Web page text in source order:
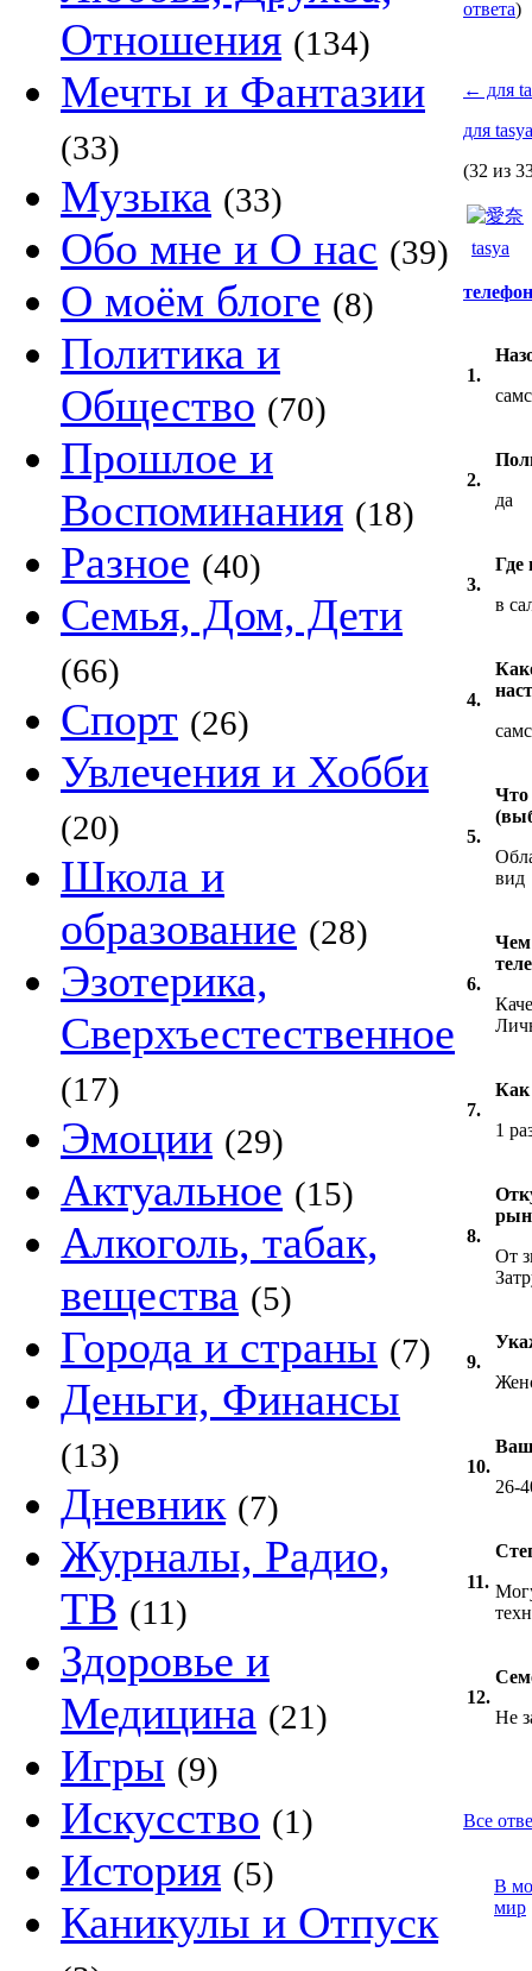
Отношения (134)
Мечты и Фантазии
(33)
Музыка (33)
Обо мне и О нас (39)
О моём блоге (8)
Политика и
Общество (70)
Прошлое и
Воспоминания (18)
Разное (40)
Семья, Дом, Дети
(66)
Спорт (26)
Увлечения и Хобби
(20)
Школа и
образование (28)
Эзотерика,
Сверхъестественное
(17)
Эмоции (29)
Актуальное (15)
Алкоголь, табак,
вещества (5)
Города и страны (7)
Деньги, Финансы
(13)
Дневник (7)
Журналы, Радио,
ТВ (11)
Здоровье и
Медицина (21)
Игры (9)
Искусство (1)
История (5)
Каникулы и Отпуск
ответа)
← для
для
(32 из
tasya
1.
2.
да
3.
Где
в
4.
5.
Что
вид
6.
Чем
7.
Как
1
8.
От
9.
10.
Ваш
26-
11.
12.
Не
Все
В
мир